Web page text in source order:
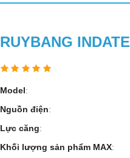
RUYBANG INDATE
Model:
Nguồn điện:
Lực căng:
Khối lượng sản phẩm MAX: